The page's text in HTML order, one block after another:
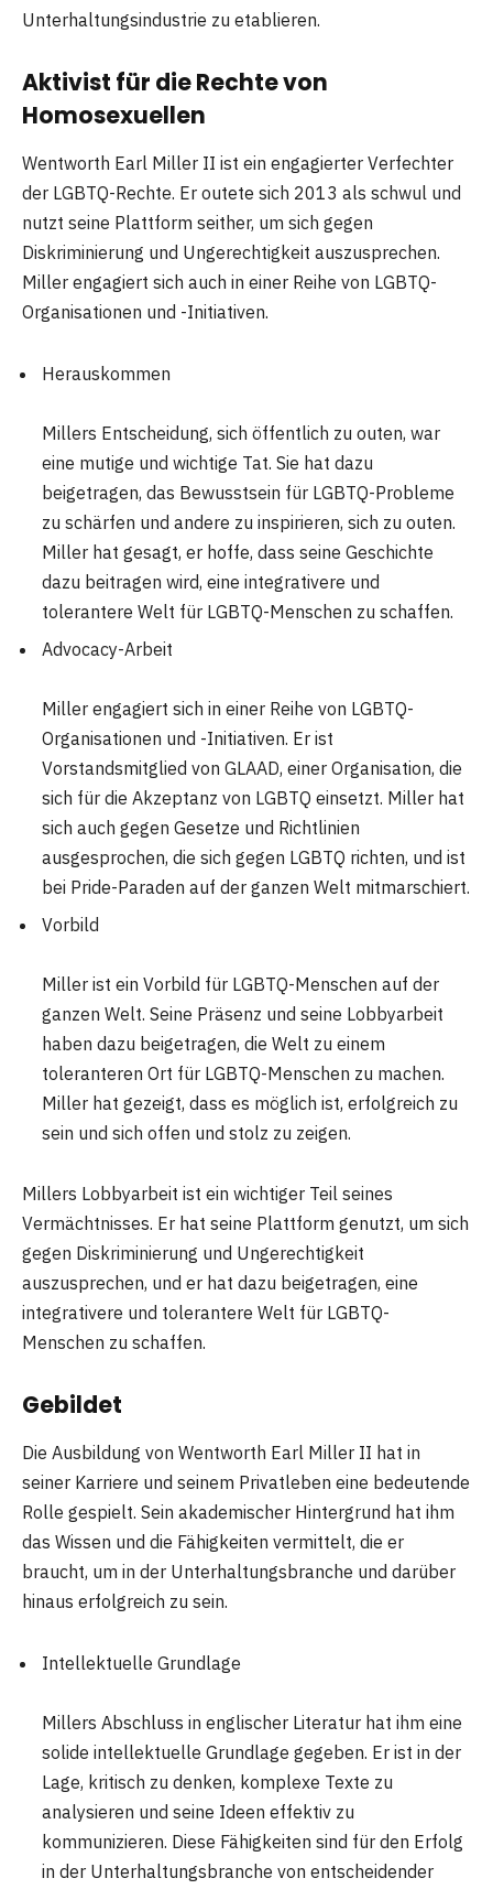
Unterhaltungsindustrie zu etablieren.
Aktivist für die Rechte von
Homosexuellen
Wentworth Earl Miller II ist ein engagierter Verfechter
der LGBTQ-Rechte. Er outete sich 2013 als schwul und
nutzt seine Plattform seither, um sich gegen
Diskriminierung und Ungerechtigkeit auszusprechen.
Miller engagiert sich auch in einer Reihe von LGBTQ-
Organisationen und -Initiativen.
Herauskommen
Millers Entscheidung, sich öffentlich zu outen, war
eine mutige und wichtige Tat. Sie hat dazu
beigetragen, das Bewusstsein für LGBTQ-Probleme
zu schärfen und andere zu inspirieren, sich zu outen.
Miller hat gesagt, er hoffe, dass seine Geschichte
dazu beitragen wird, eine integrativere und
tolerantere Welt für LGBTQ-Menschen zu schaffen.
Advocacy-Arbeit
Miller engagiert sich in einer Reihe von LGBTQ-
Organisationen und -Initiativen. Er ist
Vorstandsmitglied von GLAAD, einer Organisation, die
sich für die Akzeptanz von LGBTQ einsetzt. Miller hat
sich auch gegen Gesetze und Richtlinien
ausgesprochen, die sich gegen LGBTQ richten, und ist
bei Pride-Paraden auf der ganzen Welt mitmarschiert.
Vorbild
Miller ist ein Vorbild für LGBTQ-Menschen auf der
ganzen Welt. Seine Präsenz und seine Lobbyarbeit
haben dazu beigetragen, die Welt zu einem
toleranteren Ort für LGBTQ-Menschen zu machen.
Miller hat gezeigt, dass es möglich ist, erfolgreich zu
sein und sich offen und stolz zu zeigen.
Millers Lobbyarbeit ist ein wichtiger Teil seines
Vermächtnisses. Er hat seine Plattform genutzt, um sich
gegen Diskriminierung und Ungerechtigkeit
auszusprechen, und er hat dazu beigetragen, eine
integrativere und tolerantere Welt für LGBTQ-
Menschen zu schaffen.
Gebildet
Die Ausbildung von Wentworth Earl Miller II hat in
seiner Karriere und seinem Privatleben eine bedeutende
Rolle gespielt. Sein akademischer Hintergrund hat ihm
das Wissen und die Fähigkeiten vermittelt, die er
braucht, um in der Unterhaltungsbranche und darüber
hinaus erfolgreich zu sein.
Intellektuelle Grundlage
Millers Abschluss in englischer Literatur hat ihm eine
solide intellektuelle Grundlage gegeben. Er ist in der
Lage, kritisch zu denken, komplexe Texte zu
analysieren und seine Ideen effektiv zu
kommunizieren. Diese Fähigkeiten sind für den Erfolg
in der Unterhaltungsbranche von entscheidender